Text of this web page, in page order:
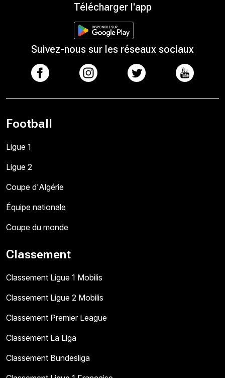
Télécharger l'app
Suivez-nous sur les réseaux sociaux
Football
Ligue 1
Ligue 2
Coupe d'Algérie
Équipe nationale
Coupe du monde
Classement
Classement Ligue 1 Mobilis
Classement Ligue 2 Mobilis
Classement Premier League
Classement La Liga
Classement Bundesliga